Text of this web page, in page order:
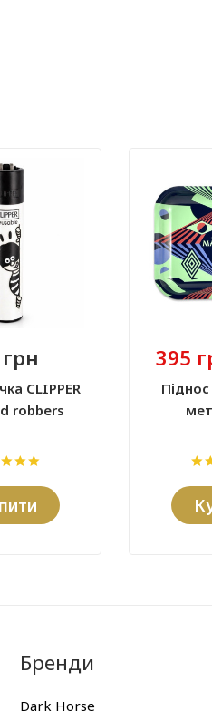
CLIPPER
robbers
395
Піднос
Бренди
Dark Horse